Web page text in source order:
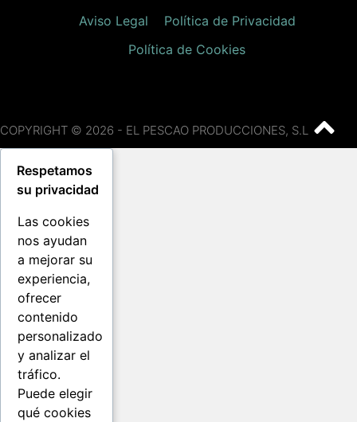
Aviso Legal
Política de Privacidad
Política de Cookies
COPYRIGHT © 2026 - EL PESCAO PRODUCCIONES, S.L
Respetamos
su privacidad
Las cookies
nos ayudan
a mejorar su
experiencia,
ofrecer
contenido
personalizado
y analizar el
tráfico.
Puede elegir
qué cookies